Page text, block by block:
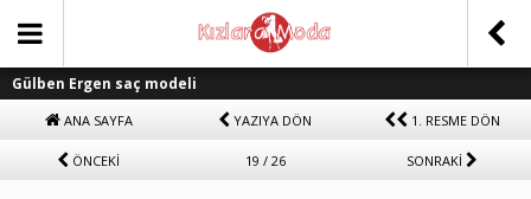
Gülben Ergen saç modeli
ANA SAYFA YAZIYA DÖN 1. RESME DÖN
ÖNCEKİ 19 / 26 SONRAKİ